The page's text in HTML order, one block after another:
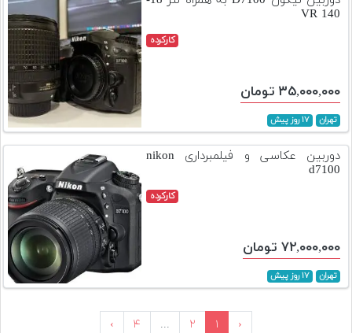
140 VR
کارکرده
۳۵,۰۰۰,۰۰۰ تومان
تهران ۱۷ روز پیش
دوربین عکاسی و فیلمبرداری nikon
d7100
کارکرده
۷۲,۰۰۰,۰۰۰ تومان
تهران ۱۷ روز پیش
‹ ۱ ۲ ... ۴ ›